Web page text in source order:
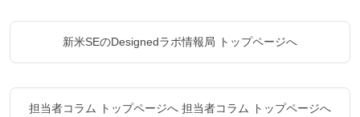
新米SEのDesignedラボ情報局 トップページへ
担当者コラム トップページへ 担当者コラム トップページへ